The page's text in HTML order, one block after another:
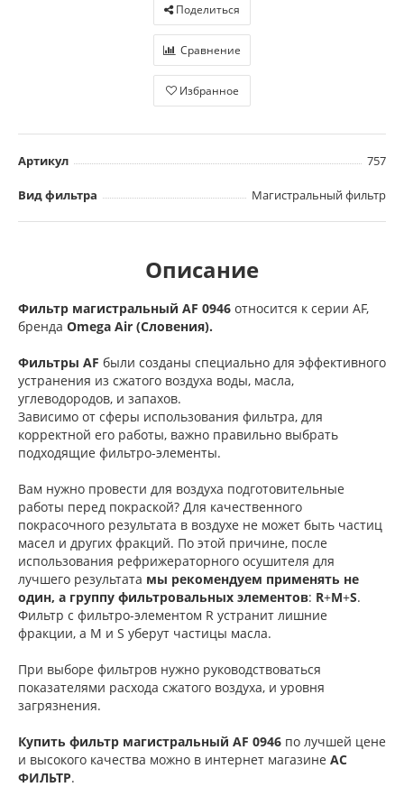
Поделиться
Сравнение
Избранное
Артикул 757
Вид фильтра Магистральный фильтр
Описание
Фильтр магистральный AF 0946 относится к серии AF,
бренда Omega Air (Словения).
Фильтры AF были созданы специально для эффективного
устранения из сжатого воздуха воды, масла,
углеводородов, и запахов.
Зависимо от сферы использования фильтра, для
корректной его работы, важно правильно выбрать
подходящие фильтро-элементы.
Вам нужно провести для воздуха подготовительные
работы перед покраской? Для качественного
покрасочного результата в воздухе не может быть частиц
масел и других фракций. По этой причине, после
использования рефрижераторного осушителя для
лучшего результата мы рекомендуем применять не
один, а группу фильтровальных элементов: R+M+S.
Фильтр с фильтро-элементом R устранит лишние
фракции, а M и S уберут частицы масла.
При выборе фильтров нужно руководствоваться
показателями расхода сжатого воздуха, и уровня
загрязнения.
Купить фильтр магистральный AF 0946 по лучшей цене
и высокого качества можно в интернет магазине АС
ФИЛЬТР.